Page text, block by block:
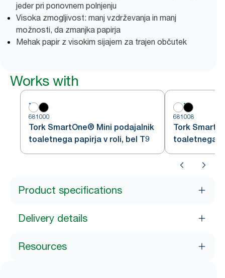
jeder pri ponovnem polnjenju
Visoka zmogljivost: manj vzdrževanja in manj
možnosti, da zmanjka papirja
Mehak papir z visokim sijajem za trajen občutek
Works with
681000
Tork SmartOne® Mini podajalnik
toaletnega papirja v roli, bel T9
681008
Tork
toaletnega
Product specifications
Delivery details
Resources